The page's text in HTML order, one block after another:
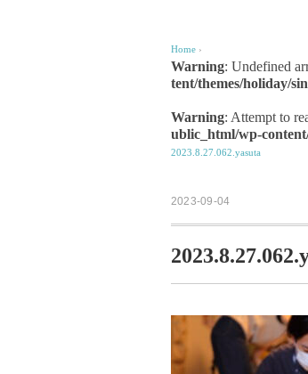
Home ›
Warning: Undefined
tent/themes/holiday/
Warning: Attempt to
ublic_html/wp-
2023.8.27.062.yasuta
2023-09-04